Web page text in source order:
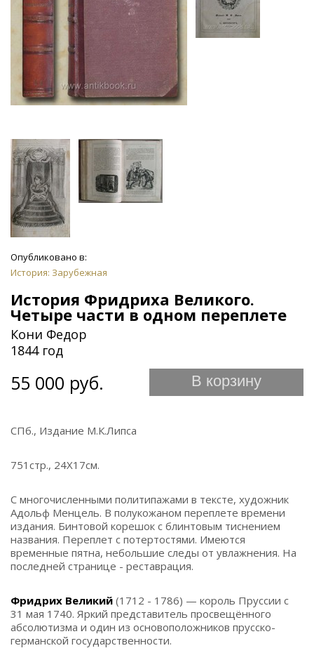
Опубликовано в:
История: Зарубежная
История Фридриха Великого.
Четыре части в одном переплете
Кони Федор
1844 год
55 000 руб. В корзину
СПб., Издание М.К.Липса
751стр., 24Х17см.
С многочисленными политипажами в тексте, художник
Адольф Менцель. В полукожаном переплете времени
издания. Бинтовой корешок с блинтовым тиснением
названия. Переплет с потертостями. Имеются
временные пятна, небольшие следы от увлажнения. На
последней странице - реставрация.
Фридрих Великий (1712 - 1786) — король Пруссии с
31 мая 1740. Яркий представитель просвещённого
абсолютизма и один из основоположников прусско-
германской государственности.